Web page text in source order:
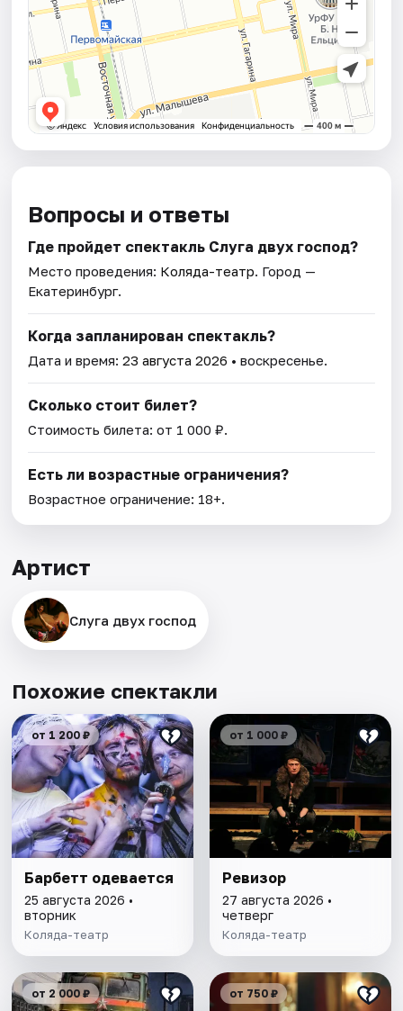
Вопросы и ответы
Где пройдет спектакль Слуга двух господ?
Место проведения: Коляда-театр. Город —
Екатеринбург.
Когда запланирован спектакль?
Дата и время:23 августа 2026 • воскресенье.
Сколько стоит билет?
Стоимость билета: от 1 000 ₽.
Есть ли возрастные ограничения?
Возрастное ограничение: 18+.
Артист
Слуга двух господ
Похожие спектакли
от 1 200 ₽
Барбетт одевается
25 августа 2026 •
вторник
Коляда-театр
от 1 000 ₽
Ревизор
27 августа 2026 •
четверг
Коляда-театр
от 2 000 ₽ от 750 ₽